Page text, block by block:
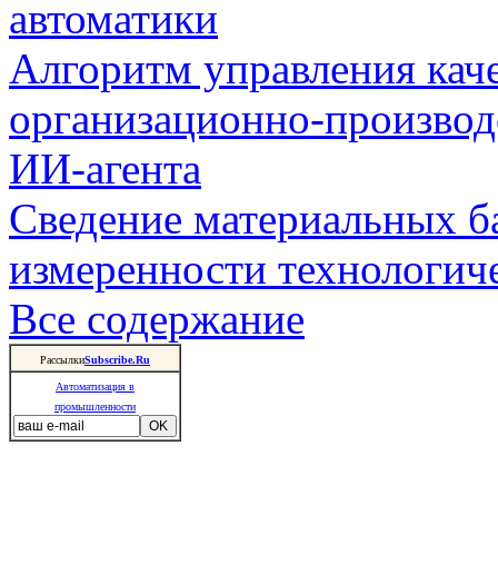
автоматики
Алгоритм управления
организационно-
ИИ-агента
Сведение материальных
измеренности
Все содержание
РассылкиSubscribe.Ru
Автоматизация в
промышленности